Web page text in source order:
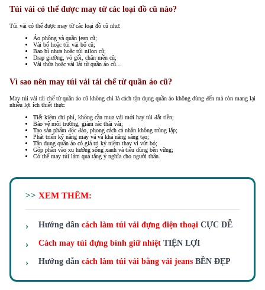
Túi vải có thể được may từ các loại đồ cũ nào?
Túi vải có thể được may từ các loại đồ cũ như:
Áo phông và quần jean cũ;
Vải bố hoặc túi vải bố cũ;
Bao bì nhựa hoặc túi nilon cũ;
Drap giường, vỏ gối, chăn mền cũ;
Vải thừa hoặc vải lát từ quần áo cũ…
Vì sao nên may túi vải tái chế từ quần áo cũ?
May túi vải tái chế từ quần áo cũ không chỉ là cách tận dụng quần áo không dùng đến mà còn mang lại
nhiều lợi ích thiết thực:
Tiết kiệm chi phí, không cần mua vải mới hay túi đắt tiền;
Bảo vệ môi trường, giảm rác thải vải;
Tạo sản phẩm độc đáo, phong cách cá nhân không trùng lặp;
Phát triển kỹ năng may vá và khả năng sáng tạo;
Tận dụng quần áo có giá trị kỷ niệm thay vì vứt bỏ;
Góp phần vào xu hướng sống xanh và tiêu dùng bền vững;
Có thể may túi làm quà tặng ý nghĩa cho người thân.
>> XEM THÊM:
Hướng dẫn cách làm túi vải đựng điện thoại CỰC DỄ
Cách may túi đựng bình giữ nhiệt TIỆN LỢI
Hướng dẫn cách làm túi vải bằng vải jeans BỀN ĐẸP